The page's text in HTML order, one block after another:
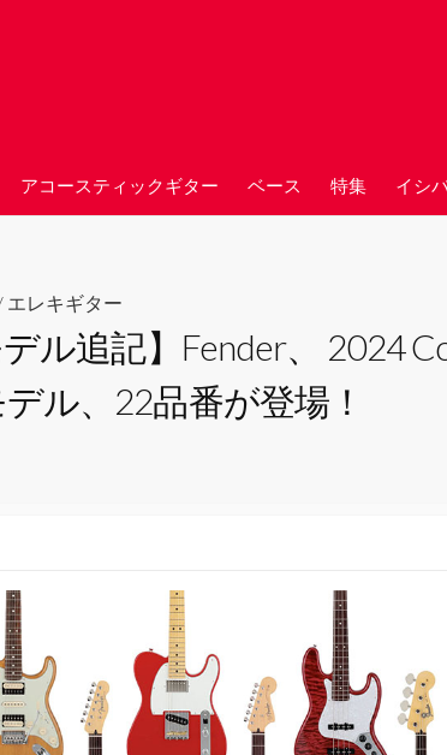
アコースティックギター ベース 特集 イシ
エレキギター
ル追記】Fender、 2024
ル、22品番が登場！